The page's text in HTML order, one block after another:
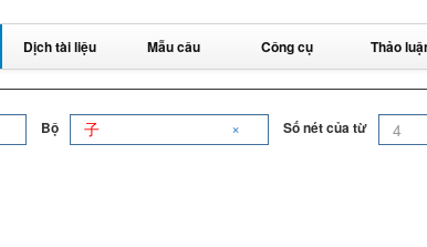
Dịch tài liệu Mẫu câu Công cụ Thảo
Bộ × Số nét của từ